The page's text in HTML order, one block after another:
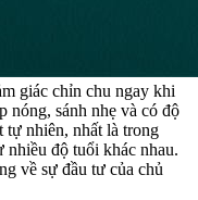
giác chỉn chu ngay khi
nóng, sánh nhẹ và có độ
tự nhiên, nhất là trong
độ tuổi khác nhau.
về sự đầu tư của chủ